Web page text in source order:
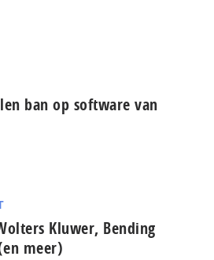
ban op software van
Kluwer, Bending
meer)